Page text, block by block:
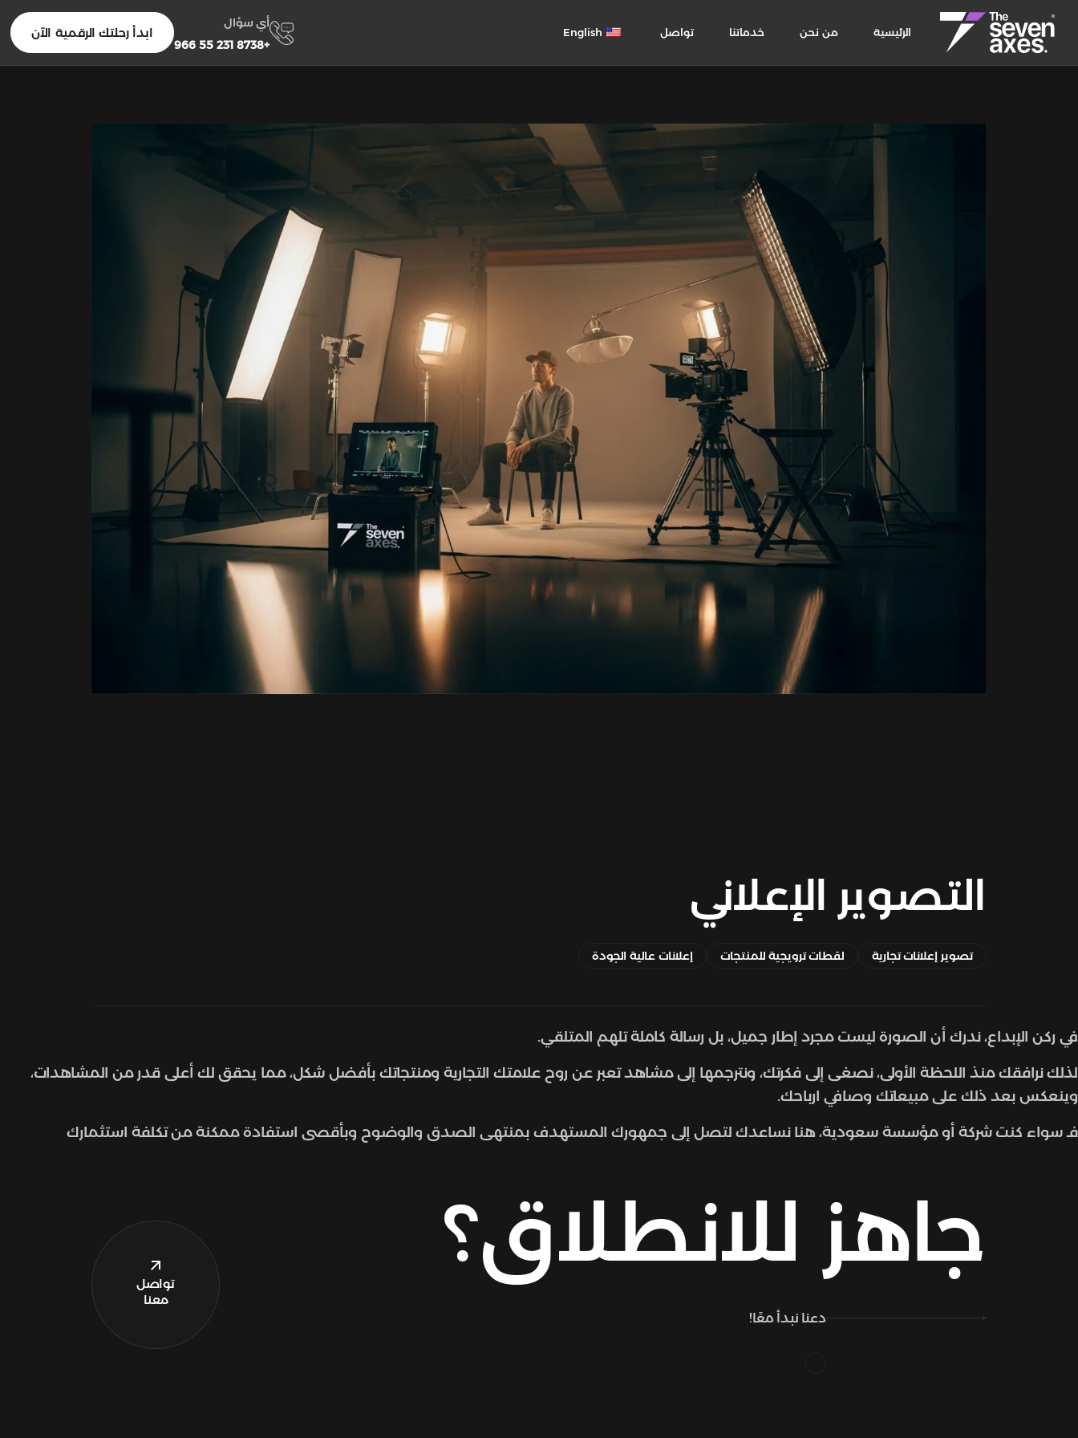
الرئيسية من نحن خدماتنا تواصل English
أي سؤال
+966 55 231 8738
ابدأ رحلتك الرقمية الآن
التصوير الإعلاني
تصوير إعلانات تجارية لقطات ترويجية للمنتجات إعلانات عالية الجودة
في ركن الإبداع، ندرك أن الصورة ليست مجرد إطار جميل، بل رسالة كاملة تلهم المتلقي.
لذلك نرافقك منذ اللحظة الأولى، نصغى إلى فكرتك، ونترجمها إلى مشاهد تعبر عن روح علامتك التجارية ومنتجاتك بأفضل شكل، مما يحقق لك أعلى قدر من المشاهدات،
وينعكس بعد ذلك على مبيعاتك وصافي ارباحك.
فـ سواء كنت شركة أو مؤسسة سعودية، هنا نساعدك لتصل إلى جمهورك المستهدف بمنتهى الصدق والوضوح وبأقصى استفادة ممكنة من تكلفة استثمارك
جاهز للانطلاق؟
دعنا نبدأ معًا!
تواصل
معنا